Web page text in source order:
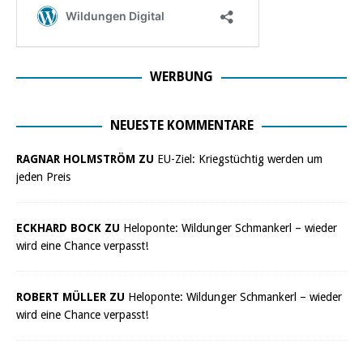
WERBUNG
NEUESTE KOMMENTARE
RAGNAR HOLMSTRÖM ZU EU-Ziel: Kriegstüchtig werden um
jeden Preis
ECKHARD BOCK ZU Heloponte: Wildunger Schmankerl – wieder
wird eine Chance verpasst!
ROBERT MÜLLER ZU Heloponte: Wildunger Schmankerl – wieder
wird eine Chance verpasst!